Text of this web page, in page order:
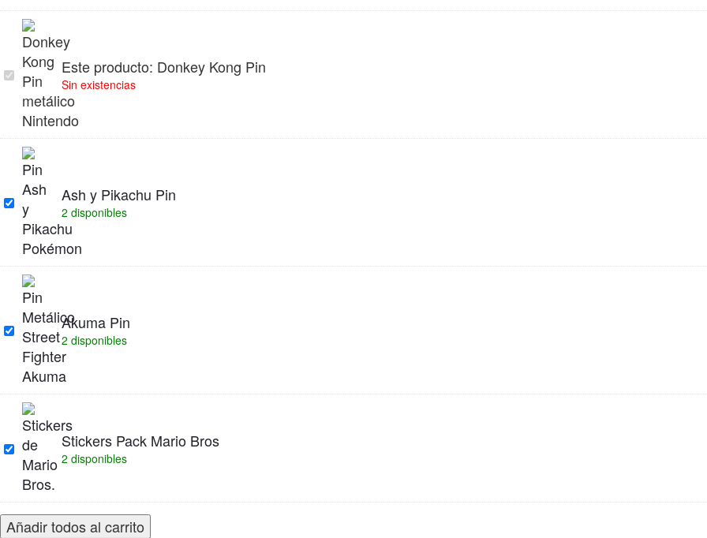
Donkey
Kong
Pin
Este producto: Donkey Kong Pin
Sin existencias
Ash
Pikachu
Pin
Ash y Pikachu Pin
2 disponibles
Akuma
Pin
Akuma Pin
2 disponibles
Stickers
Pack
Mario
Bros
Stickers Pack Mario Bros
2 disponibles
Añadir todos al carrito